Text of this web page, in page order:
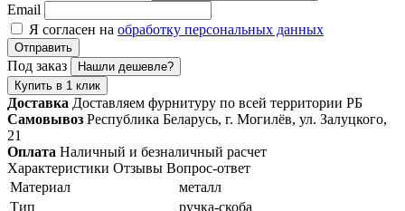
Email
Я согласен на обработку персональных данных
Отправить
Под заказ
Нашли дешевле?
Купить в 1 клик
Доставка Доставляем фурнитуру по всей территории РБ
Самовывоз Республика Беларусь, г. Могилёв, ул. Залуцкого,
21
Оплата Наличный и безналичный расчет
Характеристики Отзывы Вопрос-ответ
Материал
металл
Тип
ручка-скоба